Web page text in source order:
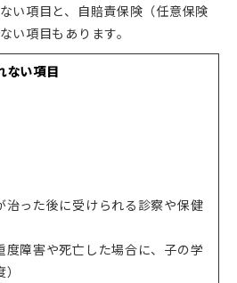
い項目と、自賠責保険（任意保険
い項目もあります。
ない項目
治った後に受けられる診察や保健
度障害や死亡した場合に、子の学